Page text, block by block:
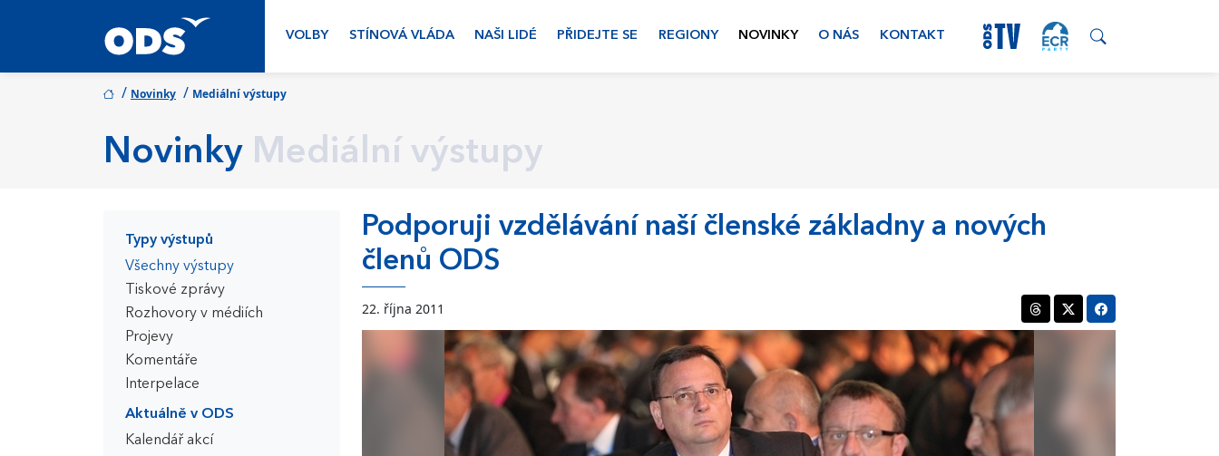
VOLBY STÍNOVÁ VLÁDA NAŠI LIDÉ PŘIDEJTE SE REGIONY NOVINKY O NÁS KONTAKT
/ Novinky / Mediální výstupy
Novinky Mediální výstupy
Typy výstupů
Všechny výstupy
Tiskové zprávy
Rozhovory v médiích
Projevy
Komentáře
Interpelace
Aktuálně v ODS
Kalendář akcí
Podporuji vzdělávání naší členské základny a nových
členů ODS
22. října 2011